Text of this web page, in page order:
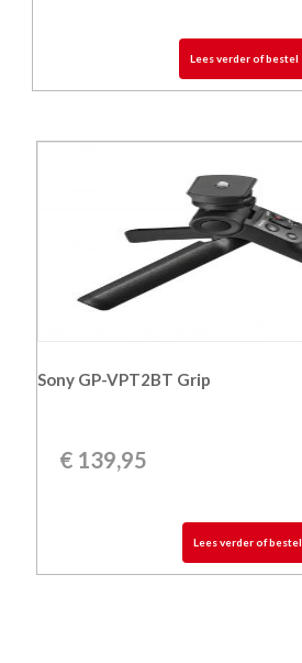
Lees verder of bestel
Sony GP-VPT2BT Grip
€139,95
Lees verder of bestel